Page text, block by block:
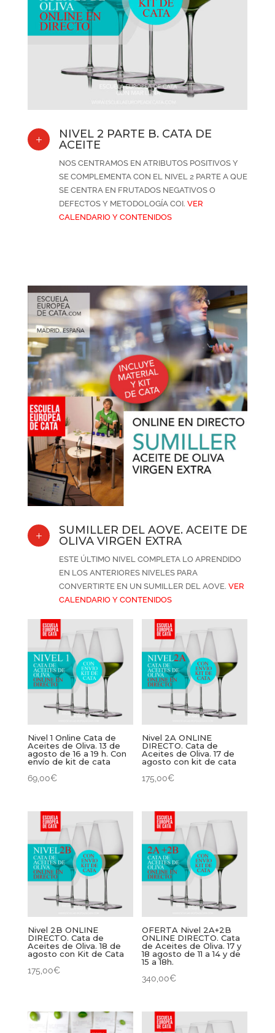
L
NIVEL 2 PARTE B. CATA DE
ACEITE
NOS CENTRAMOS EN ATRIBUTOS POSITIVOS Y
SE COMPLEMENTA CON EL NIVEL 2 PARTE A QUE
SE CENTRA EN FRUTADOS NEGATIVOS O
DEFECTOS Y METODOLOGÍA COI. VER
CALENDARIO Y CONTENIDOS
L
SUMILLER DEL AOVE. ACEITE DE
OLIVA VIRGEN EXTRA
ESTE ÚLTIMO NIVEL COMPLETA LO APRENDIDO
EN LOS ANTERIORES NIVELES PARA
CONVERTIRTE EN UN SUMILLER DEL AOVE. VER
CALENDARIO Y CONTENIDOS
Nivel 1 Online Cata de
Aceites de Oliva. 13 de
agosto de 16 a 19 h. Con
envío de kit de cata
69,00€
Nivel 2A ONLINE
DIRECTO. Cata de
Aceites de Oliva. 17 de
agosto con kit de cata
175,00€
Nivel 2B ONLINE
DIRECTO. Cata de
Aceites de Oliva. 18 de
agosto con Kit de Cata
175,00€
OFERTA Nivel 2A+2B
ONLINE DIRECTO. Cata
de Aceites de Oliva. 17 y
18 agosto de 11 a 14 y de
15 a 18h.
340,00€